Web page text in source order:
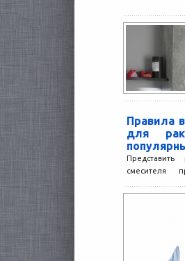
Правила
для
смесителя
подобрать